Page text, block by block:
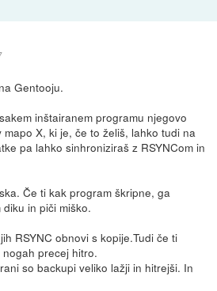
Gentooju.
inštairanem programu njegovo
X, ki je, če to želiš, lahko tudi na
pa lahko sinhroniziraš z RSYNCom in
Če ti kak program škripne, ga
in piči miško.
RSYNC obnovi s kopije.Tudi če ti
precej hitro.
so backupi veliko lažji in hitrejši. In